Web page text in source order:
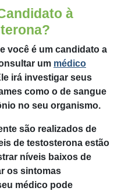
à
você é um candidato a
um médico
irá investigar seus
como o de sangue
no seu organismo.
são realizados de
de testosterona estão
níveis baixos de
os sintomas
médico pode